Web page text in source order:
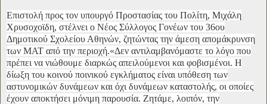
Επιστολή προς τον υπουργό Προστασίας του Πολίτη, Μιχάλη
Χρυσοχοϊδη, στέλνει ο Νέος Σύλλογος Γονέων του 36ου
Δημοτικού Σχολείου Αθηνών, ζητώντας την άμεση απομάκρυνση
των ΜΑΤ από την περιοχή.«Δεν αντιλαμβανόμαστε το λόγο που
πρέπει να νιώθουμε διαρκώς απειλούμενοι και φοβισμένοι. Η
δίωξη του κοινού ποινικού εγκλήματος είναι υπόθεση των
αστυνομικών δυνάμεων και όχι δυνάμεων καταστολής, οι οποίες
έχουν αποκτήσει μόνιμη παρουσία. Ζητάμε, λοιπόν, την